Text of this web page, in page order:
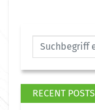
RECENT POSTS